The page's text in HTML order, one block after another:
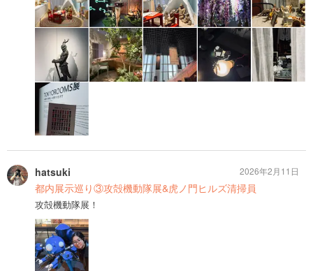
hatsuki
都内展示巡り③攻殻機動隊展&虎ノ門ヒルズ清掃員
攻殻機動隊展！
2026年2月11日